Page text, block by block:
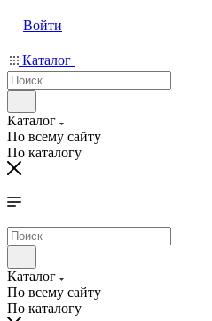
Войти
Каталог
Каталог
По всему сайту
По каталогу
Каталог
По всему сайту
По каталогу